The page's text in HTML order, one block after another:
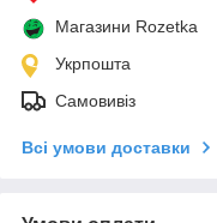
Магазини Rozetka
Укрпошта
Самовивіз
Всі умови доставки